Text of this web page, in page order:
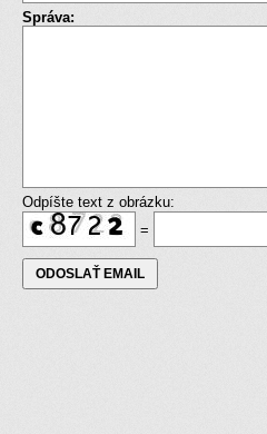
Správa:
Odpíšte text z obrázku:
=